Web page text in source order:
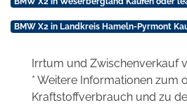
BMW X2 in Landkreis Hameln-Pyrmont
Irrtum und Zwischenverkauf
* Weitere Informationen zum
Kraftstoffverbrauch und zu